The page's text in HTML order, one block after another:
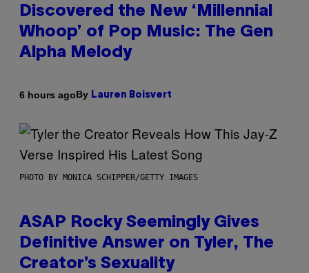
Discovered the New ‘Millennial
Whoop’ of Pop Music: The Gen
Alpha Melody
6 hours agoBy Lauren Boisvert
PHOTO BY MONICA SCHIPPER/GETTY IMAGES
ASAP Rocky Seemingly Gives
Definitive Answer on Tyler, The
Creator’s Sexuality